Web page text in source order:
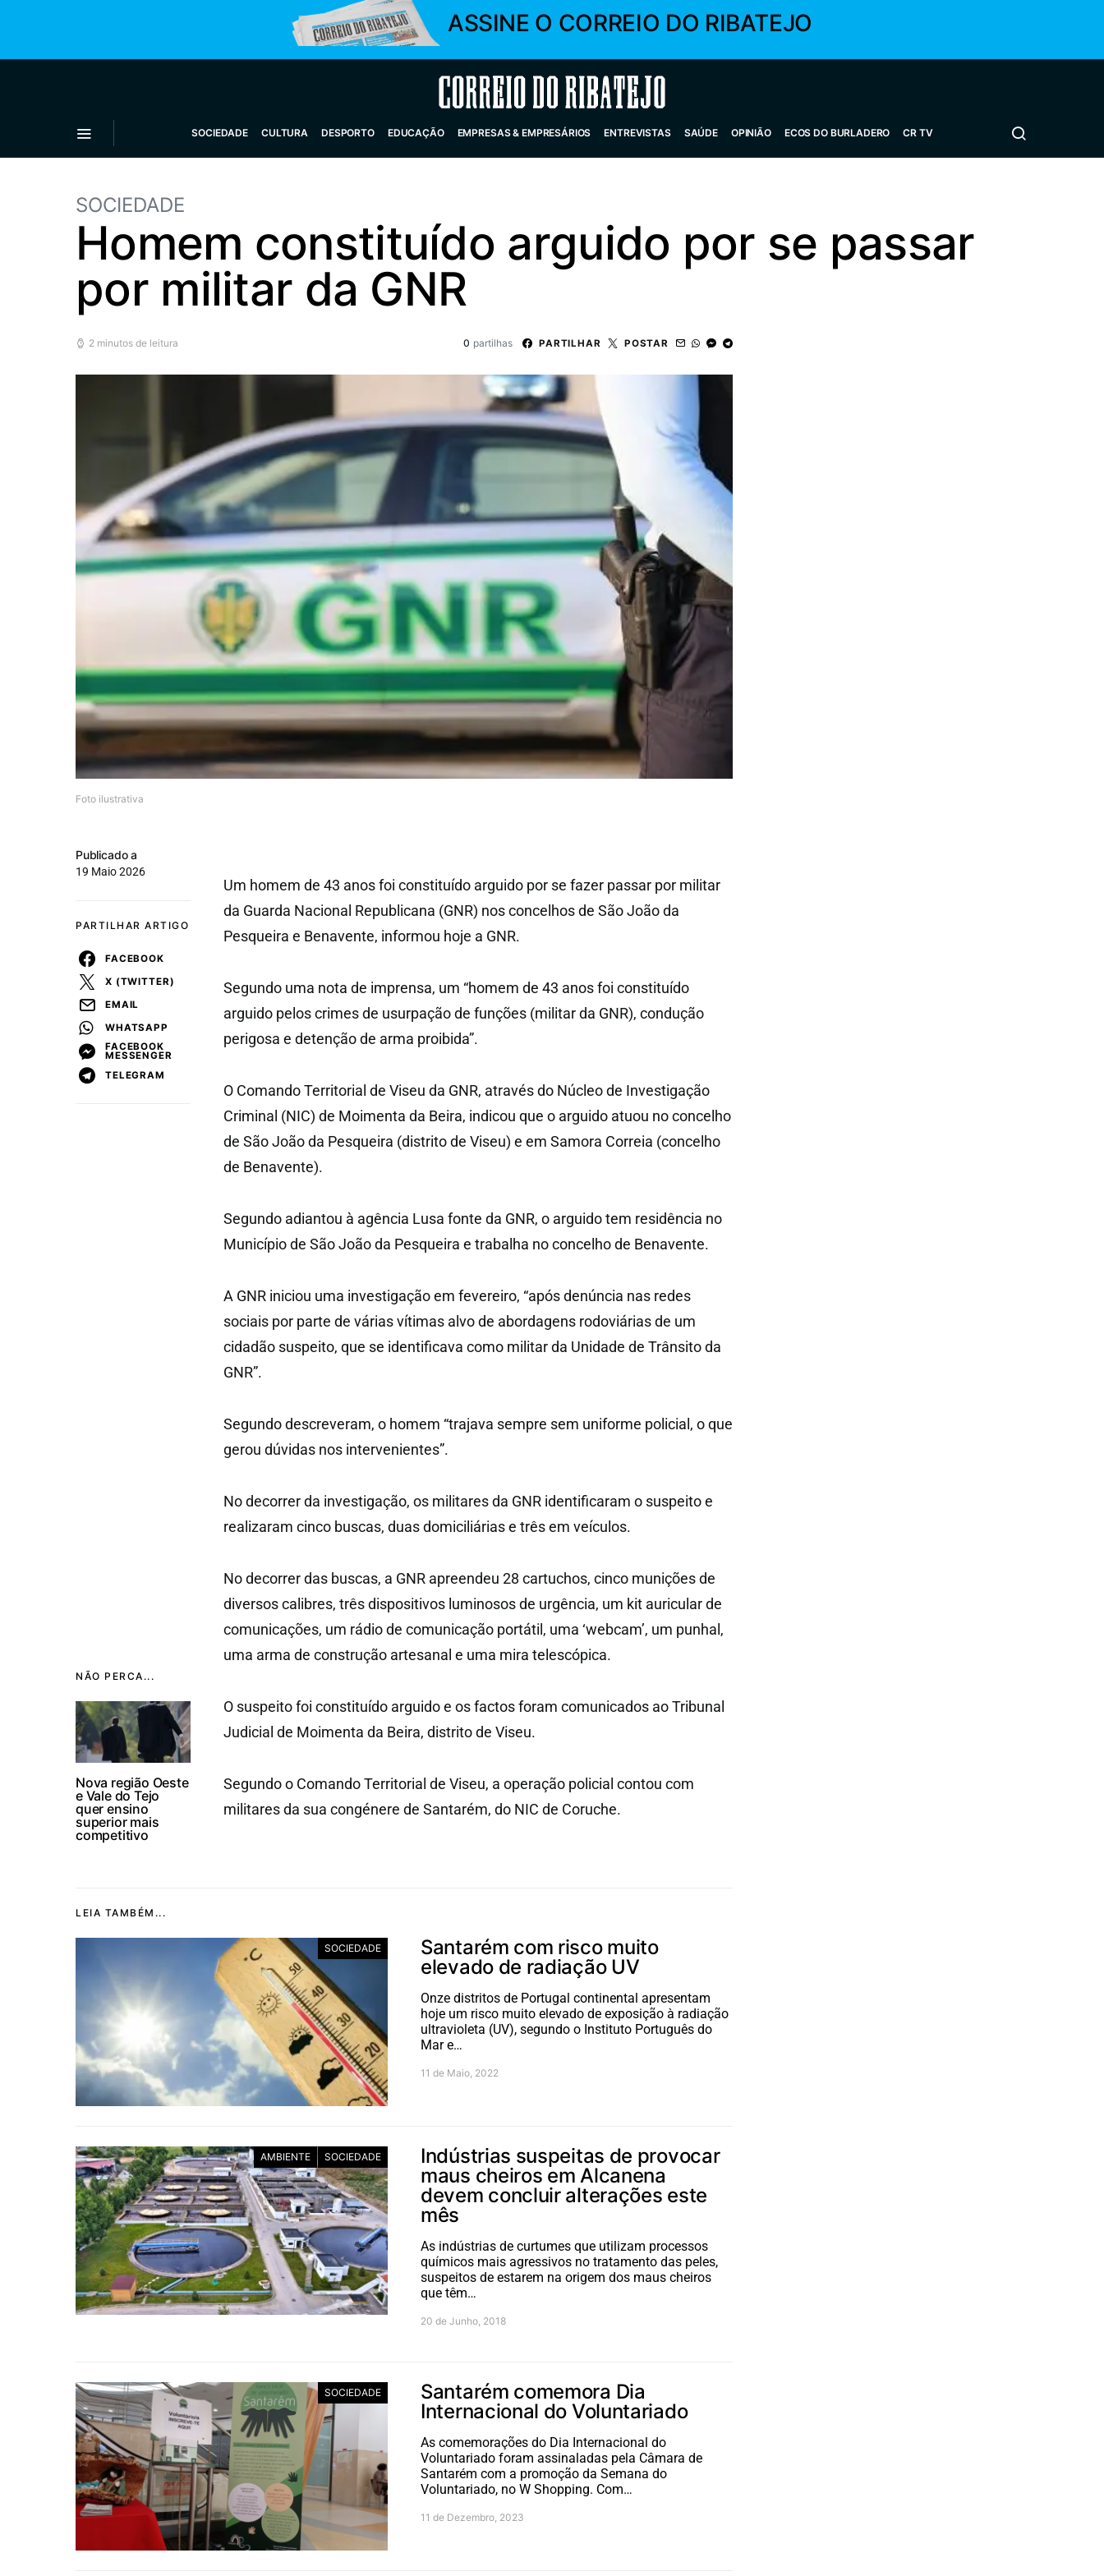
ASSINE O CORREIO DO RIBATEJO
Correio do Ribatejo
SOCIEDADE CULTURA DESPORTO EDUCAÇÃO EMPRESAS & EMPRESÁRIOS ENTREVISTAS SAÚDE OPINIÃO ECOS DO BURLADERO CR TV
SOCIEDADE
Homem constituído arguido por se passar
por militar da GNR
2 minutos de leitura 0 partilhas PARTILHAR POSTAR
Foto ilustrativa
NÃO PERCA...
Nova região Oeste
e Vale do Tejo
quer ensino
superior mais
competitivo
Publicado a
19 Maio 2026
PARTILHAR ARTIGO
FACEBOOK
X (TWITTER)
EMAIL
WHATSAPP
FACEBOOK
MESSENGER
TELEGRAM
Um homem de 43 anos foi constituído arguido por se fazer passar por militar
da Guarda Nacional Republicana (GNR) nos concelhos de São João da
Pesqueira e Benavente, informou hoje a GNR.
Segundo uma nota de imprensa, um “homem de 43 anos foi constituído
arguido pelos crimes de usurpação de funções (militar da GNR), condução
perigosa e detenção de arma proibida”.
O Comando Territorial de Viseu da GNR, através do Núcleo de Investigação
Criminal (NIC) de Moimenta da Beira, indicou que o arguido atuou no concelho
de São João da Pesqueira (distrito de Viseu) e em Samora Correia (concelho
de Benavente).
Segundo adiantou à agência Lusa fonte da GNR, o arguido tem residência no
Município de São João da Pesqueira e trabalha no concelho de Benavente.
A GNR iniciou uma investigação em fevereiro, “após denúncia nas redes
sociais por parte de várias vítimas alvo de abordagens rodoviárias de um
cidadão suspeito, que se identificava como militar da Unidade de Trânsito da
GNR”.
Segundo descreveram, o homem “trajava sempre sem uniforme policial, o que
gerou dúvidas nos intervenientes”.
No decorrer da investigação, os militares da GNR identificaram o suspeito e
realizaram cinco buscas, duas domiciliárias e três em veículos.
No decorrer das buscas, a GNR apreendeu 28 cartuchos, cinco munições de
diversos calibres, três dispositivos luminosos de urgência, um kit auricular de
comunicações, um rádio de comunicação portátil, uma ‘webcam’, um punhal,
uma arma de construção artesanal e uma mira telescópica.
O suspeito foi constituído arguido e os factos foram comunicados ao Tribunal
Judicial de Moimenta da Beira, distrito de Viseu.
Segundo o Comando Territorial de Viseu, a operação policial contou com
militares da sua congénere de Santarém, do NIC de Coruche.
LEIA TAMBÉM...
SOCIEDADE
Santarém com risco muito
elevado de radiação UV
Onze distritos de Portugal continental apresentam
hoje um risco muito elevado de exposição à radiação
ultravioleta (UV), segundo o Instituto Português do
Mar e…
11 de Maio, 2022
AMBIENTE SOCIEDADE
Indústrias suspeitas de provocar
maus cheiros em Alcanena
devem concluir alterações este
mês
As indústrias de curtumes que utilizam processos
químicos mais agressivos no tratamento das peles,
suspeitos de estarem na origem dos maus cheiros
que têm…
20 de Junho, 2018
SOCIEDADE
Santarém comemora Dia
Internacional do Voluntariado
As comemorações do Dia Internacional do
Voluntariado foram assinaladas pela Câmara de
Santarém com a promoção da Semana do
Voluntariado, no W Shopping. Com…
11 de Dezembro, 2023